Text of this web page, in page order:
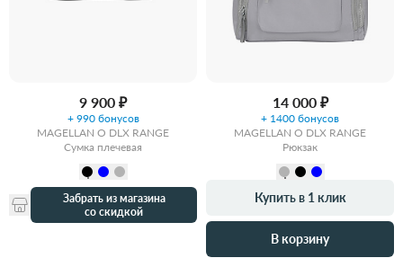
9 900 ₽
+ 990 бонусов
MAGELLAN O DLX RANGE
Сумка плечевая
Забрать из магазина
со скидкой
14 000 ₽
+ 1400 бонусов
MAGELLAN O DLX RANGE
Рюкзак
Купить в 1 клик
В корзину